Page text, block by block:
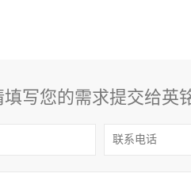
写您的需求提交给英